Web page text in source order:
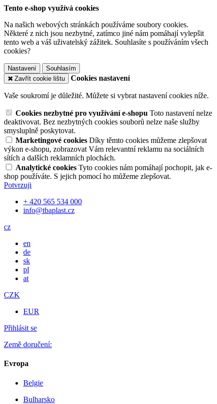
Tento e-shop využívá cookies
Na našich webových stránkách používáme soubory cookies.
Některé z nich jsou nezbytné, zatímco jiné nám pomáhají vylepšit
tento web a váš uživatelský zážitek. Souhlasíte s používáním všech
cookies?
Nastavení
Souhlasím
Zavřít cookie lištu
Cookies nastavení
Vaše soukromí je důležité. Můžete si vybrat nastavení cookies níže.
Cookies nezbytné pro využívání e-shopu Toto nastavení nelze
deaktivovat. Bez nezbytných cookies souborů nelze naše služby
smysluplně poskytovat.
Marketingové cookies Díky těmto cookies můžeme zlepšovat
výkon e-shopu, zobrazovat Vám relevantní reklamu na sociálních
sítích a dalších reklamních plochách.
Analytické cookies Tyto cookies nám pomáhají pochopit, jak e-
shop používáte. S jejich pomocí ho můžeme zlepšovat.
Potvrzuji
+ 420 565 534 000
info@tbaplast.cz
cz
en
de
sk
pl
at
CZK
EUR
Přihlásit se
Země doručení:
Evropa
Belgie
Bulharsko